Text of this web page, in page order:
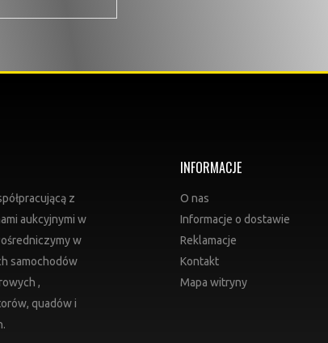
z
aukcyjnymi w
w
samochodów
,
quadów i
INFORMACJE
O nas
Informacje o dostawie
Reklamacje
Kontakt
Mapa witryny